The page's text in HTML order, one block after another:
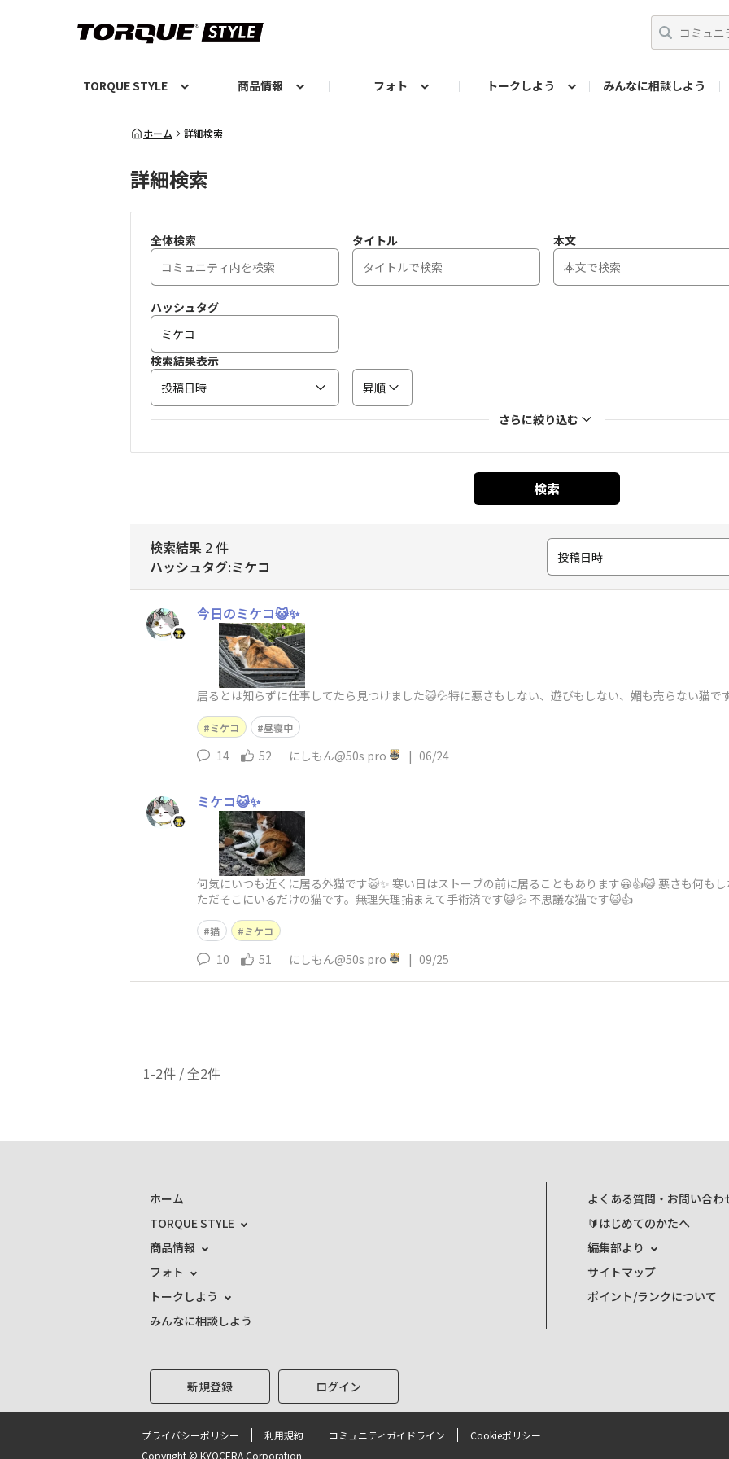
TORQUE STYLE
お知らせ TORQUIZ【投票企画】
商品情報
TORQUEニュース
フォト
TORQUEフォト
トークしよう
自己紹介しよう
みんなに相談しよう
編集部の日常フォト
ホーム 詳細検索
詳細検索
全体検索 タイトル 本文
ハッシュタグ
検索結果表示
投稿日時
昇順
さらに絞り込む
検索
検索結果 2 件
ハッシュタグ:ミケコ
投稿日時
今日のミケコ😺✨
居るとは知らずに仕事してたら見つけました😺💦特に悪さもしない、遊びもしない、媚も売らない猫で
ミケコ 昼寝中
14 52 にしもん@50s pro | 06/24
ミケコ😺✨
何気にいつも近くに居る外猫です😺✨ 寒い日はストーブの前に居ることもあります😀👍😺 悪さも何も
ただそこにいるだけの猫です。無理矢理捕まえて手術済です😺💦 不思議な猫です😺👍
猫 ミケコ
10 51 にしもん@50s pro | 09/25
1-2件 / 全2件
ホーム
TORQUE STYLE
商品情報
フォト
トークしよう
みんなに相談しよう
よくある質問・お問い合わ
🔰はじめてのかたへ
編集部より
サイトマップ
ポイント/ランクについて
新規登録 ログイン
プライバシーポリシー 利用規約 コミュニティガイドライン
Cookieポリシー
Copyright © KYOCERA Corporation